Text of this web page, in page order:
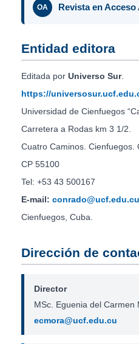
OA Revista en
Entidad editora
Editada por Universo Sur.
https://
Universidad de Cienfuegos
Carretera a Rodas km 3 1/2.
Cuatro Caminos. Cienfuegos.
CP 55100
Tel: +53 43 500167
E-mail: conrado@ucf.edu.cu
Cienfuegos, Cuba.
Dirección de
Director
MSc. Eguenia del Carmen
ecmora@ucf.edu.cu